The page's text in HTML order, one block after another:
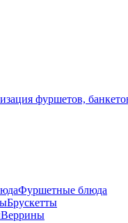
Фуршетные блюда
Брускетты
Веррины